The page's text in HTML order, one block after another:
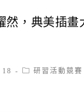
然，典美插畫
Post研習活動競賽